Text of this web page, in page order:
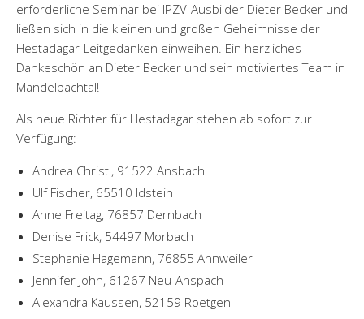
erforderliche Seminar bei IPZV-Ausbilder Dieter Becker und
ließen sich in die kleinen und großen Geheimnisse der
Hestadagar-Leitgedanken einweihen. Ein herzliches
Dankeschön an Dieter Becker und sein motiviertes Team in
Mandelbachtal!
Als neue Richter für Hestadagar stehen ab sofort zur
Verfügung:
Andrea Christl, 91522 Ansbach
Ulf Fischer, 65510 Idstein
Anne Freitag, 76857 Dernbach
Denise Frick, 54497 Morbach
Stephanie Hagemann, 76855 Annweiler
Jennifer John, 61267 Neu-Anspach
Alexandra Kaussen, 52159 Roetgen